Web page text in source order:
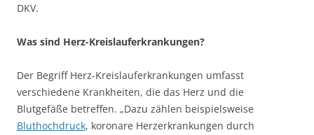
DKV.
Was sind Herz-Kreislauferkrankungen?
Der Begriff Herz-Kreislauferkrankungen umfasst
verschiedene Krankheiten, die das Herz und die
Blutgefäße betreffen. „Dazu zählen beispielsweise
Bluthochdruck, koronare Herzerkrankungen durch